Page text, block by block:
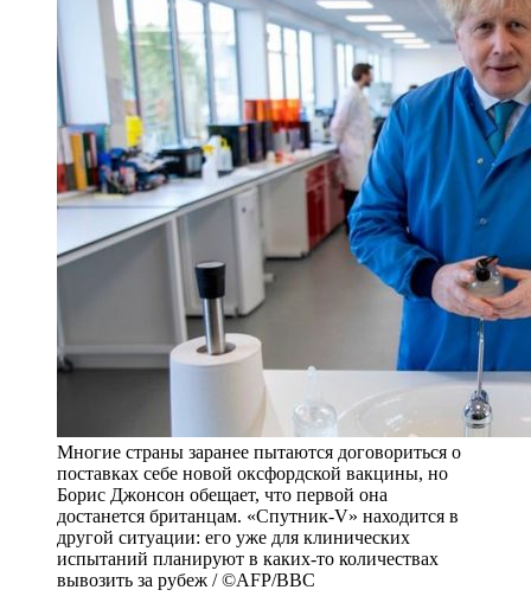
Многие страны заранее пытаются договориться о
поставках себе новой оксфордской вакцины, но
Борис Джонсон обещает, что первой она
достанется британцам. «Спутник-V» находится в
другой ситуации: его уже для клинических
испытаний планируют в каких-то количествах
вывозить за рубеж / ©AFP/BBC